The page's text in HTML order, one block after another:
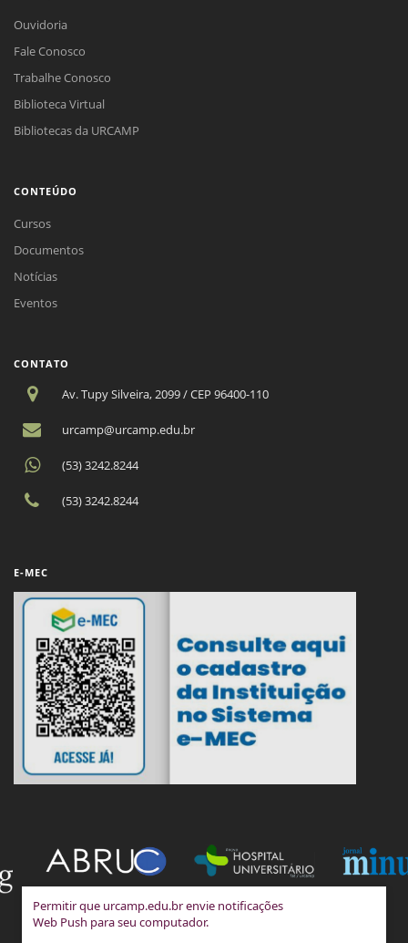
Permitir que urcamp.edu.br envie notificações
Web Push para seu computador.
Ouvidoria
Fale Conosco
Trabalhe Conosco
Biblioteca Virtual
Bibliotecas da URCAMP
CONTEÚDO
Cursos
Documentos
Notícias
Eventos
CONTATO
Av. Tupy Silveira, 2099 / CEP 96400-110
urcamp@urcamp.edu.br
(53) 3242.8244
(53) 3242.8244
E-MEC